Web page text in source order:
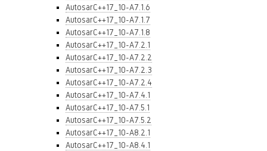
AutosarC++17_10-A7.1.6
AutosarC++17_10-A7.1.7
AutosarC++17_10-A7.1.8
AutosarC++17_10-A7.2.1
AutosarC++17_10-A7.2.2
AutosarC++17_10-A7.2.3
AutosarC++17_10-A7.2.4
AutosarC++17_10-A7.4.1
AutosarC++17_10-A7.5.1
AutosarC++17_10-A7.5.2
AutosarC++17_10-A8.2.1
AutosarC++17_10-A8.4.1